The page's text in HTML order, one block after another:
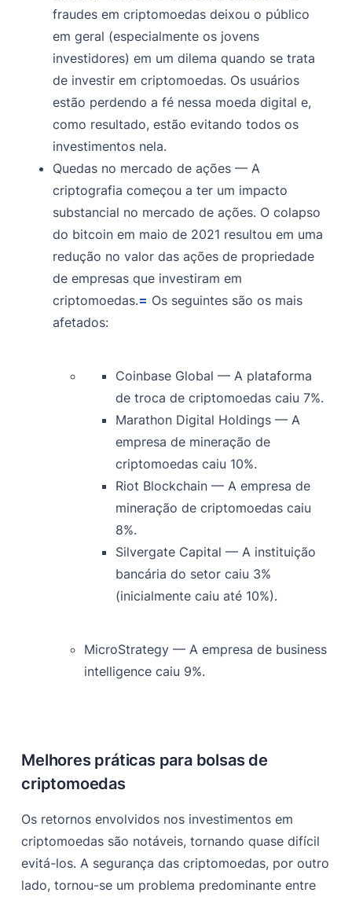
fraudes em criptomoedas deixou o público
em geral (especialmente os jovens
investidores) em um dilema quando se trata
de investir em criptomoedas. Os usuários
estão perdendo a fé nessa moeda digital e,
como resultado, estão evitando todos os
investimentos nela.
Quedas no mercado de ações — A
criptografia começou a ter um impacto
substancial no mercado de ações. O colapso
do bitcoin em maio de 2021 resultou em uma
redução no valor das ações de propriedade
de empresas que investiram em
criptomoedas.= Os seguintes são os mais
afetados:
Coinbase Global — A plataforma
de troca de criptomoedas caiu 7%.
Marathon Digital Holdings — A
empresa de mineração de
criptomoedas caiu 10%.
Riot Blockchain — A empresa de
mineração de criptomoedas caiu
8%.
Silvergate Capital — A instituição
bancária do setor caiu 3%
(inicialmente caiu até 10%).
MicroStrategy — A empresa de business
intelligence caiu 9%.
Melhores práticas para bolsas de
criptomoedas
Os retornos envolvidos nos investimentos em
criptomoedas são notáveis, tornando quase difícil
evitá-los. A segurança das criptomoedas, por outro
lado, tornou-se um problema predominante entre